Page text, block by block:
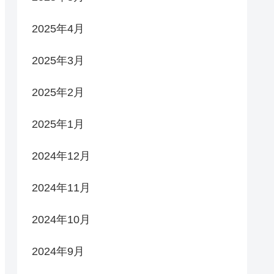
2025年4月
2025年3月
2025年2月
2025年1月
2024年12月
2024年11月
2024年10月
2024年9月